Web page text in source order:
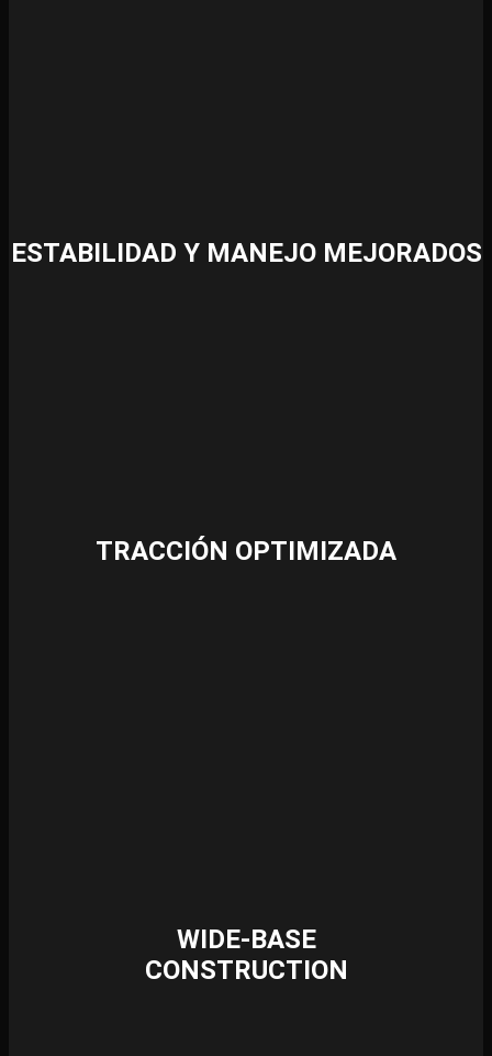
ESTABILIDAD Y MANEJO MEJORADOS
TRACCIÓN OPTIMIZADA
WIDE-BASE
CONSTRUCTION